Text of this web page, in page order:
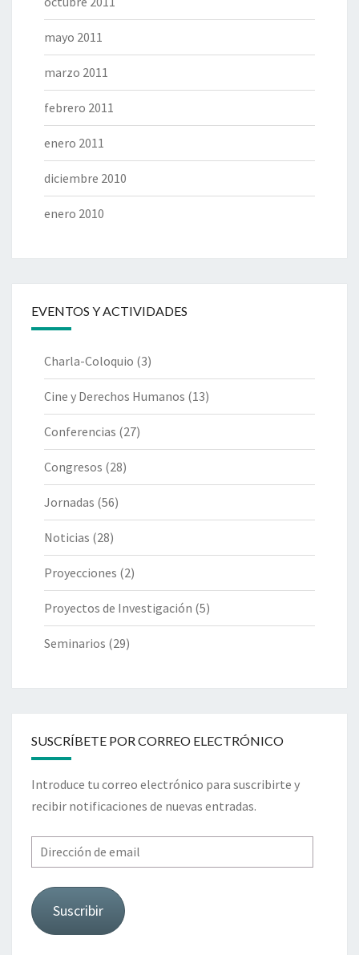
mayo 2011
marzo 2011
febrero 2011
enero 2011
diciembre 2010
enero 2010
EVENTOS Y ACTIVIDADES
Charla-Coloquio (3)
Cine y Derechos Humanos (13)
Conferencias (27)
Congresos (28)
Jornadas (56)
Noticias (28)
Proyecciones (2)
Proyectos de Investigación (5)
Seminarios (29)
SUSCRÍBETE POR CORREO ELECTRÓNICO
Introduce tu correo electrónico para suscribirte y
recibir notificaciones de nuevas entradas.
Dirección
de
email
Suscribir